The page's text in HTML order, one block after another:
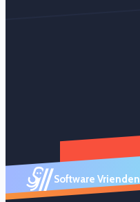
Software Vrienden